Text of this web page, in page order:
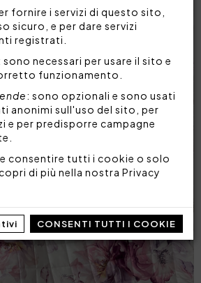
fornire i servizi di questo sito,
sicuro, e per dare servizi
registrati.
sono necessari per usare il sito e
funzionamento.
: sono opzionali e sono usati
anonimi sull'uso del sito, per
e per predisporre campagne
consentire tutti i cookie o solo
di più nella nostra Privacy
CONSENTI TUTTI I COOKIE